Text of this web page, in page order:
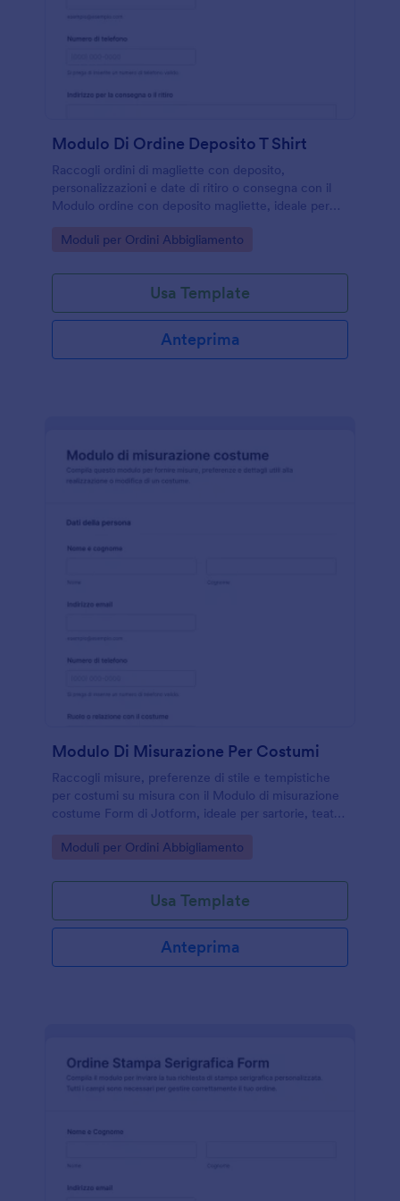
Modulo Di Ordine Deposito T Shirt
Raccogli ordini di magliette con deposito,
personalizzazioni e date di ritiro o consegna con il
Modulo ordine con deposito magliette, ideale per
distribuzioni in più momenti.
Go to Category:
Moduli per Ordini Abbigliamento
Usa Template
Anteprima
Modulo Di Misurazione Per Costumi
Raccogli misure, preferenze di stile e tempistiche
per costumi su misura con il Modulo di misurazione
costume Form di Jotform, ideale per sartorie, teatri,
gestione di ogni risposta del modulo.
Go to Category:
Moduli per Ordini Abbigliamento
Usa Template
Anteprima